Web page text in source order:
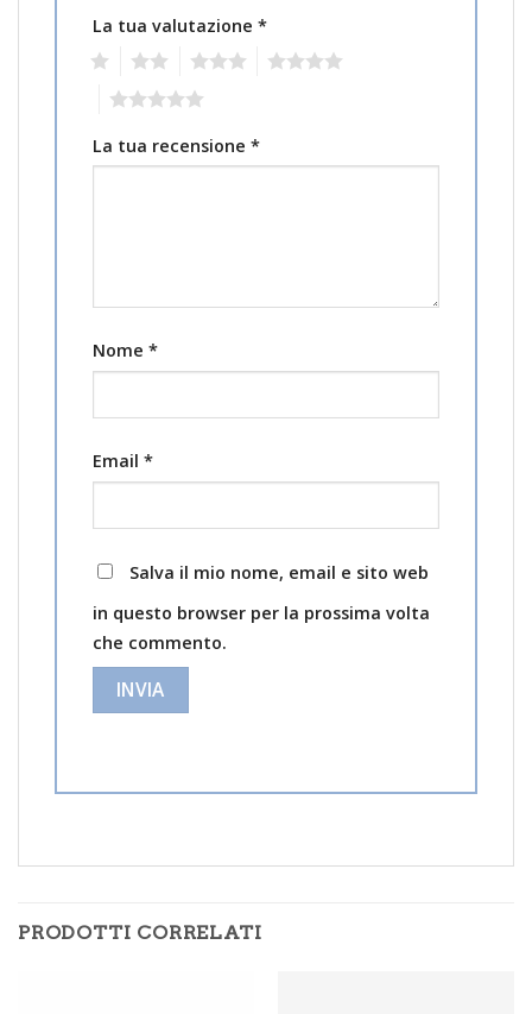
La tua valutazione *
La tua recensione *
Nome *
Email *
Salva il mio nome, email e sito web
in questo browser per la prossima volta
che commento.
PRODOTTI CORRELATI